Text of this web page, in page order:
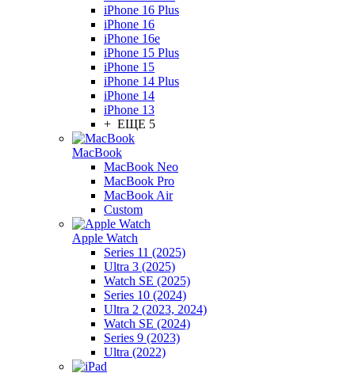
iPhone 16 Plus
iPhone 16
iPhone 16e
iPhone 15 Plus
iPhone 15
iPhone 14 Plus
iPhone 14
iPhone 13
+ ЕЩЕ 5
MacBook
MacBook Neo
MacBook Pro
MacBook Air
Custom
Apple Watch
Series 11 (2025)
Ultra 3 (2025)
Watch SE (2025)
Series 10 (2024)
Ultra 2 (2023, 2024)
Watch SE (2024)
Series 9 (2023)
Ultra (2022)